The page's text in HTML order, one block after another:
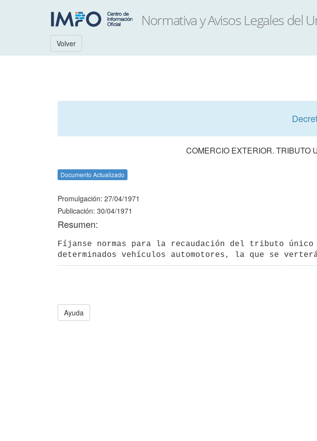
Volver
COMERCIO EXTERIOR. TRIBUTO
Documento Actualizado
Promulgación: 27/04/1971
Publicación: 30/04/1971
Resumen:
Fíjanse normas para la recaudación del tributo
determinados vehículos automotores, la que se
Ayuda